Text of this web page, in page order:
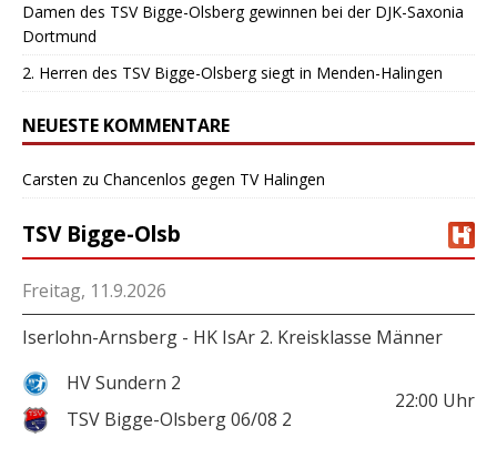
Damen des TSV Bigge-Olsberg gewinnen bei der DJK-Saxonia
Dortmund
2. Herren des TSV Bigge-Olsberg siegt in Menden-Halingen
NEUESTE KOMMENTARE
Carsten zu Chancenlos gegen TV Halingen
TSV Bigge-Olsb
Freitag, 11.9.2026
Iserlohn-Arnsberg - HK IsAr 2. Kreisklasse Männer
HV Sundern 2
TSV Bigge-Olsberg 06/08 2
22:00 Uhr